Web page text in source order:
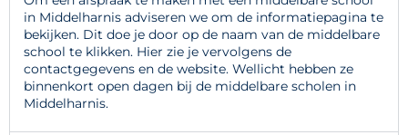
in Middelharnis adviseren we om de informatiepagina te
bekijken. Dit doe je door op de naam van de middelbare
school te klikken. Hier zie je vervolgens de
contactgegevens en de website. Wellicht hebben ze
binnenkort open dagen bij de middelbare scholen in
Middelharnis.